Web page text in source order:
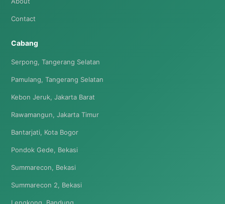
Contact
Cabang
Serpong, Tangerang Selatan
Pamulang, Tangerang Selatan
Kebon Jeruk, Jakarta Barat
Rawamangun, Jakarta Timur
Bantarjati, Kota Bogor
Pondok Gede, Bekasi
Summarecon, Bekasi
Summarecon 2, Bekasi